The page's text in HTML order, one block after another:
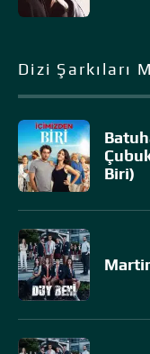
Dizi Şarkıları
Biri)